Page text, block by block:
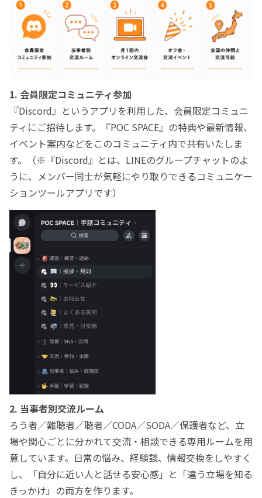
1. 会員限定コミュニティ参加
『Discord』というアプリを利用した、会員限定コミュニ
ティにご招待します。『POC SPACE』の特典や最新情報、
イベント案内などをこのコミュニティ内で共有いたしま
す。（※『Discord』とは、LINEのグループチャットのよ
うに、メンバー同士が気軽にやり取りできるコミュニケー
ションツールアプリです）
2. 当事者別交流ルーム
ろう者／難聴者／聴者／CODA／SODA／保護者など、立
場や関心ごとに分かれて交流・相談できる専用ルームを用
意しています。日常の悩み、経験談、情報交換をしやすく
し、「自分に近い人と話せる安心感」と「違う立場を知る
きっかけ」の両方を作ります。